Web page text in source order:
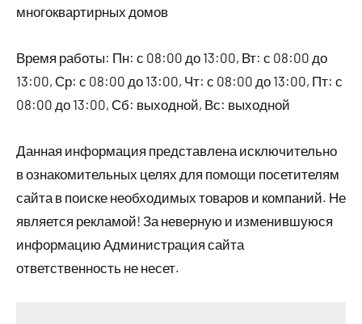
многоквартирных домов
Время работы: Пн: с 08:00 до 13:00, Вт: с 08:00 до
13:00, Ср: с 08:00 до 13:00, Чт: с 08:00 до 13:00, Пт: с
08:00 до 13:00, Сб: выходной, Вс: выходной
Данная информация представлена исключительно
в ознакомительных целях для помощи посетителям
сайта в поиске необходимых товаров и компаний. Не
является рекламой! За неверную и изменившуюся
информацию Администрация сайта
ответственность не несет.